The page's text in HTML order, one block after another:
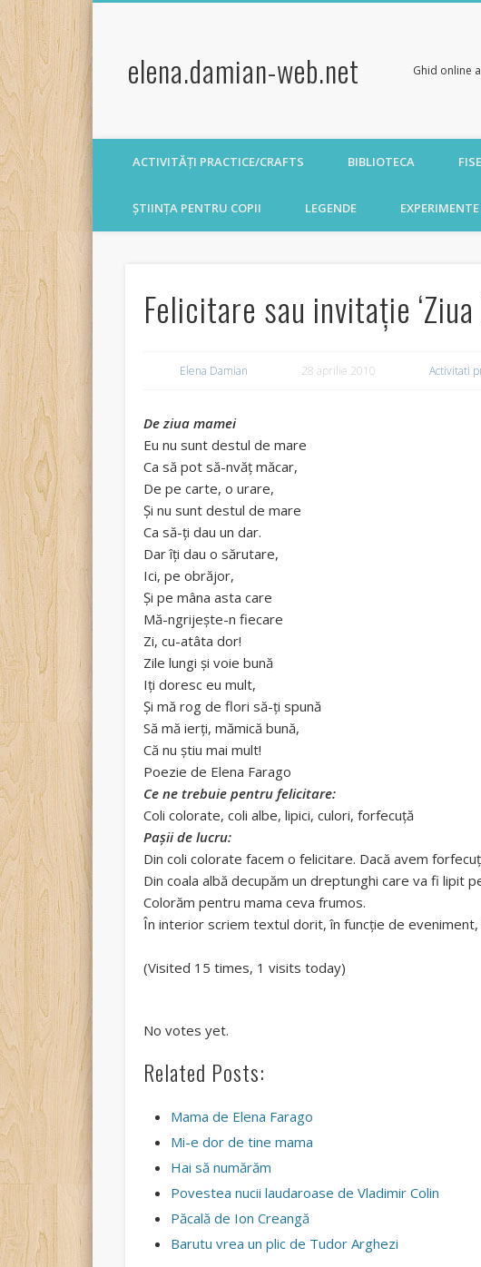
elena.damian-web.net Ghid online
ACTIVITĂȚI PRACTICE/CRAFTS BIBLIOTECA
ȘTIINȚA PENTRU COPII LEGENDE
Felicitare sau invitație ‘Ziua
Elena Damian 28 aprilie 2010 Activitati
De ziua mamei
Eu nu sunt destul de mare
Ca să pot să-nvăț măcar,
De pe carte, o urare,
Și nu sunt destul de mare
Ca să-ți dau un dar.
Dar îți dau o sărutare,
Ici, pe obrăjor,
Și pe mâna asta care
Mă-ngrijește-n fiecare
Zi, cu-atâta dor!
Zile lungi și voie bună
Iți doresc eu mult,
Și mă rog de flori să-ți spună
Să mă ierți, mămică bună,
Că nu știu mai mult!
Poezie de Elena Farago
Ce ne trebuie pentru felicitare:
Coli colorate, coli albe, lipici, culori, forfecuță
Pașii de lucru:
Din coli colorate facem o felicitare. Dacă avem
Din coala albă decupăm un dreptunghi care va fi lipit
Colorăm pentru mama ceva frumos.
În interior scriem textul dorit, în funcție de
(Visited 15 times, 1 visits today)
No votes yet.
Related Posts:
Mama de Elena Farago
Mi-e dor de tine mama
Hai să numărăm
Povestea nucii laudaroase de Vladimir Colin
Păcală de Ion Creangă
Barutu vrea un plic de Tudor Arghezi